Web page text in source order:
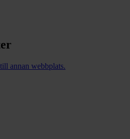
annan webbplats.